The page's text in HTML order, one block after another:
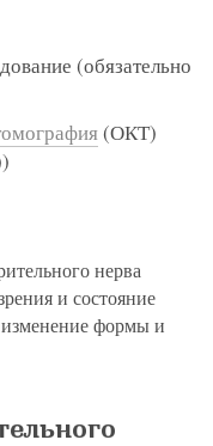
(обязательно
(ОКТ)
нерва
и состояние
изменение формы и